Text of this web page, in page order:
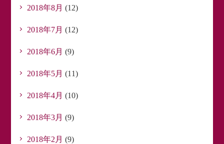
2018年8月 (12)
2018年7月 (12)
2018年6月 (9)
2018年5月 (11)
2018年4月 (10)
2018年3月 (9)
2018年2月 (9)